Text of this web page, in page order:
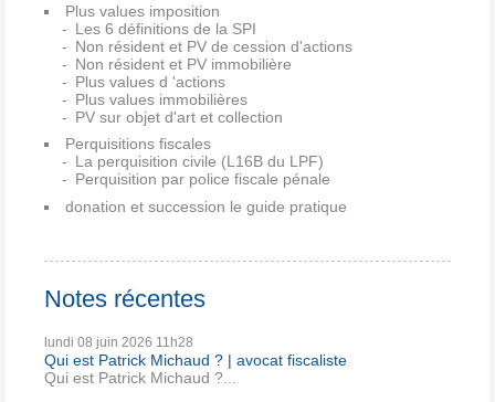
Plus values imposition
Les 6 définitions de la SPI
Non résident et PV de cession d'actions
Non résident et PV immobilière
Plus values d 'actions
Plus values immobilières
PV sur objet d'art et collection
Perquisitions fiscales
La perquisition civile (L16B du LPF)
Perquisition par police fiscale pénale
donation et succession le guide pratique
Notes récentes
lundi 08 juin 2026 11h28
Qui est Patrick Michaud ? | avocat fiscaliste
Qui est Patrick Michaud ?...